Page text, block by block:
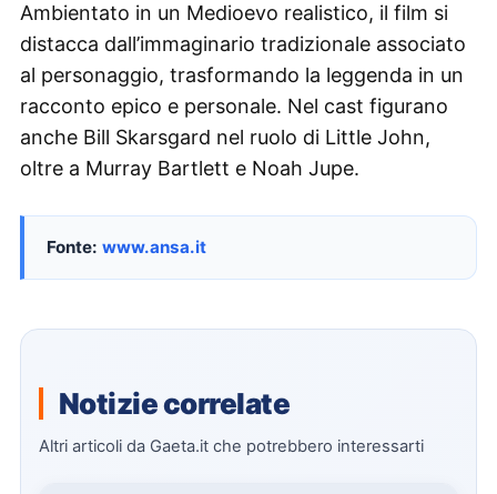
Ambientato in un Medioevo realistico, il film si
distacca dall’immaginario tradizionale associato
al personaggio, trasformando la leggenda in un
racconto epico e personale. Nel cast figurano
anche Bill Skarsgard nel ruolo di Little John,
oltre a Murray Bartlett e Noah Jupe.
Fonte: www.ansa.it
Notizie correlate
Altri articoli da Gaeta.it che potrebbero interessarti